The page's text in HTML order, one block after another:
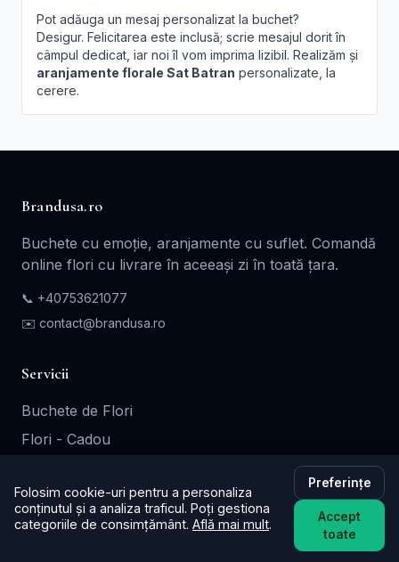
Pot adăuga un mesaj personalizat la buchet?
Desigur. Felicitarea este inclusă; scrie mesajul dorit în
câmpul dedicat, iar noi îl vom imprima lizibil. Realizăm și
aranjamente florale Sat Batran personalizate, la
cerere.
Brandusa.ro
Buchete cu emoție, aranjamente cu suflet. Comandă
online flori cu livrare în aceeași zi în toată țara.
📞 +40753621077
✉️ contact@brandusa.ro
Servicii
Buchete de Flori
Flori - Cadou
Coroane - Jerbe
Cutii Cadou
Folosim cookie-uri pentru a personaliza
conținutul și a analiza traficul. Poți gestiona
categoriile de consimțământ. Află mai mult.
Preferințe
Accept
toate